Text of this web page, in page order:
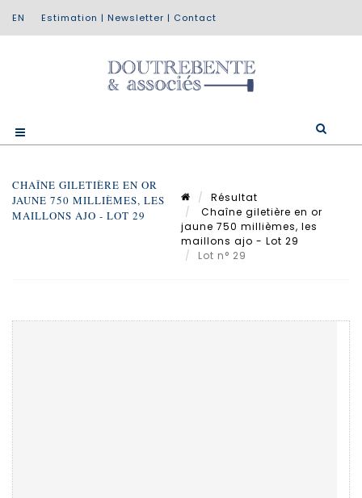
Estimation | Newsletter | Contact
CHAÎNE GILETIÈRE EN OR
JAUNE 750 MILLIÈMES, LES
MAILLONS AJO - LOT 29
Résultat
Chaîne giletière en or
jaune 750 millièmes, les
maillons ajo - Lot 29
Lot n° 29